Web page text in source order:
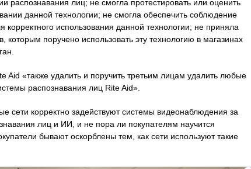
распознавания лиц; не смогла протестировать или оценить
данной технологии; не смогла обеспечить соблюдение
использования данной технологии; не приняла
поручено использовать эту технологию в магазинах
Aid «также удалить и поручить третьим лицам удалить любые
распознавания лиц Rite Aid».
сети корректно задействуют системы видеонаблюдения за
лиц и ИИ, и не пора ли покупателям научится
бывают оскорблены тем, как сети используют такие